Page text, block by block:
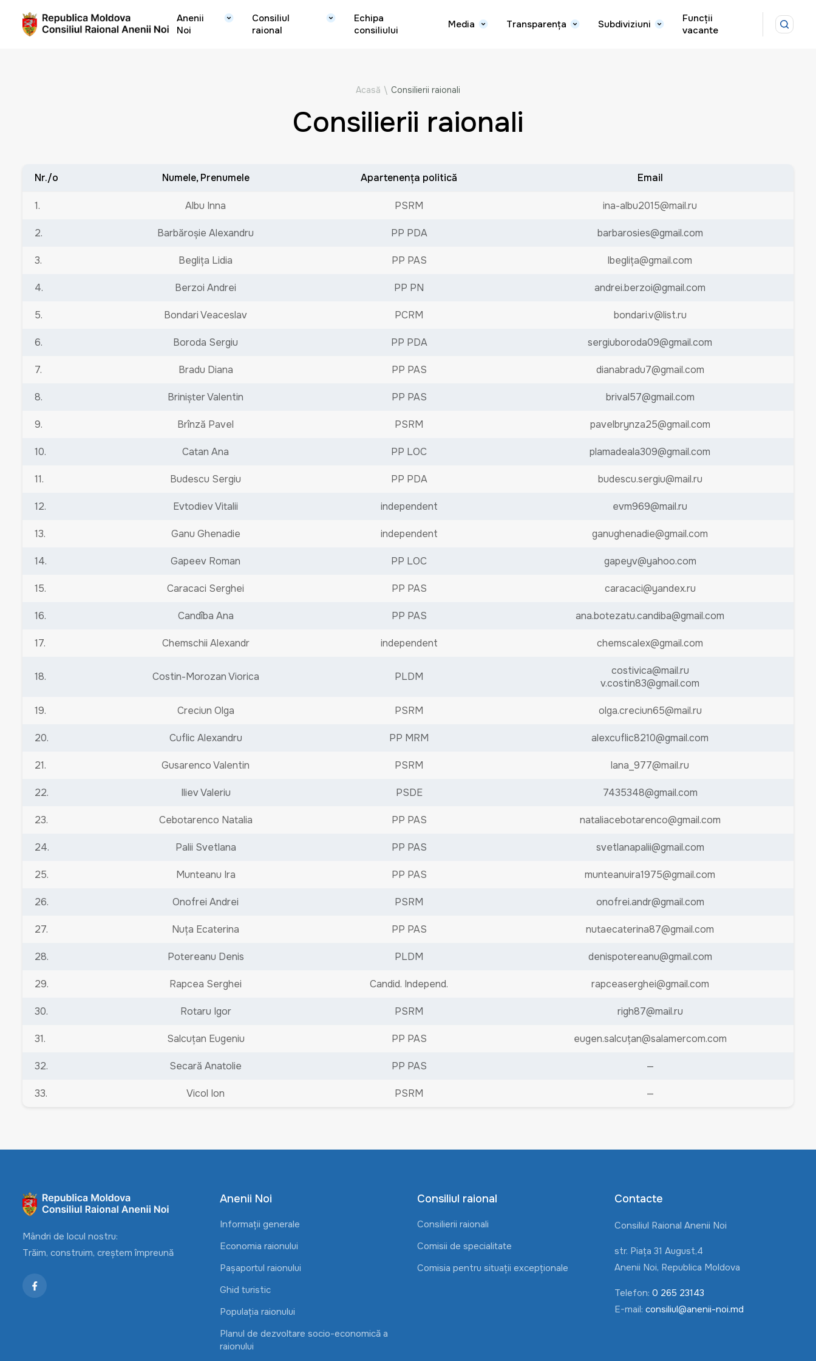
Anenii
Noi
Consiliul
raional
Echipa
consiliului
Media Transparența Subdiviziuni
Funcții
vacante
Acasă \ Consilierii raionali
Consilierii raionali
Nr./o Numele, Prenumele Apartenența politică Email
1. Albu Inna PSRM ina-albu2015@mail.ru
2. Barbăroşie Alexandru PP PDA barbarosies@gmail.com
3. Beglița Lidia PP PAS lbeglița@gmail.com
4. Berzoi Andrei PP PN andrei.berzoi@gmail.com
5. Bondari Veaceslav PCRM bondari.v@list.ru
6. Boroda Sergiu PP PDA sergiuboroda09@gmail.com
7. Bradu Diana PP PAS dianabradu7@gmail.com
8. Brinișter Valentin PP PAS brival57@gmail.com
9. Brînză Pavel PSRM pavelbrynza25@gmail.com
10. Catan Ana PP LOC plamadeala309@gmail.com
11. Budescu Sergiu PP PDA budescu.sergiu@mail.ru
12. Evtodiev Vitalii independent evm969@mail.ru
13. Ganu Ghenadie independent ganughenadie@gmail.com
14. Gapeev Roman PP LOC gapeyv@yahoo.com
15. Caracaci Serghei PP PAS caracaci@yandex.ru
16. Candîba Ana PP PAS ana.botezatu.candiba@gmail.com
17. Chemschii Alexandr independent chemscalex@gmail.com
18. Costin-Morozan Viorica PLDM
costivica@mail.ru
v.costin83@gmail.com
19. Creciun Olga PSRM olga.creciun65@mail.ru
20. Cuflic Alexandru PP MRM alexcuflic8210@gmail.com
21. Gusarenco Valentin PSRM lana_977@mail.ru
22. Iliev Valeriu PSDE 7435348@gmail.com
23. Cebotarenco Natalia PP PAS nataliacebotarenco@gmail.com
24. Palii Svetlana PP PAS svetlanapalii@gmail.com
25. Munteanu Ira PP PAS munteanuira1975@gmail.com
26. Onofrei Andrei PSRM onofrei.andr@gmail.com
27. Nuța Ecaterina PP PAS nutaecaterina87@gmail.com
28. Potereanu Denis PLDM denispotereanu@gmail.com
29. Rapcea Serghei Candid. Independ. rapceaserghei@gmail.com
30. Rotaru Igor PSRM righ87@mail.ru
31. Salcuțan Eugeniu PP PAS eugen.salcuțan@salamercom.com
32. Secară Anatolie PP PAS —
33. Vicol Ion PSRM —
Mândri de locul nostru:
Trăim, construim, creștem împreună
Anenii Noi
Informații generale
Economia raionului
Pașaportul raionului
Ghid turistic
Populația raionului
Planul de dezvoltare socio-economică a
raionului
Consiliul raional
Consilierii raionali
Comisii de specialitate
Comisia pentru situații excepționale
Contacte
Consiliul Raional Anenii Noi
str. Piața 31 August,4
Anenii Noi, Republica Moldova
Telefon: 0 265 23143
E-mail: consiliul@anenii-noi.md